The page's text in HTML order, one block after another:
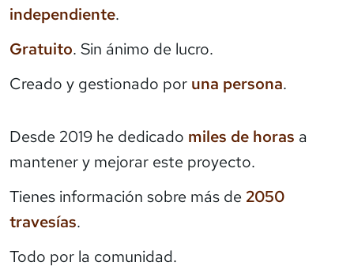
independiente.
Gratuito. Sin ánimo de lucro.
Creado y gestionado por una persona.
Desde 2019 he dedicado miles de horas a
mantener y mejorar este proyecto.
Tienes información sobre más de 2050
travesías.
Todo por la comunidad.